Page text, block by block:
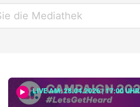
LIVE AM: 28.04.2026 | 17:00 UHR